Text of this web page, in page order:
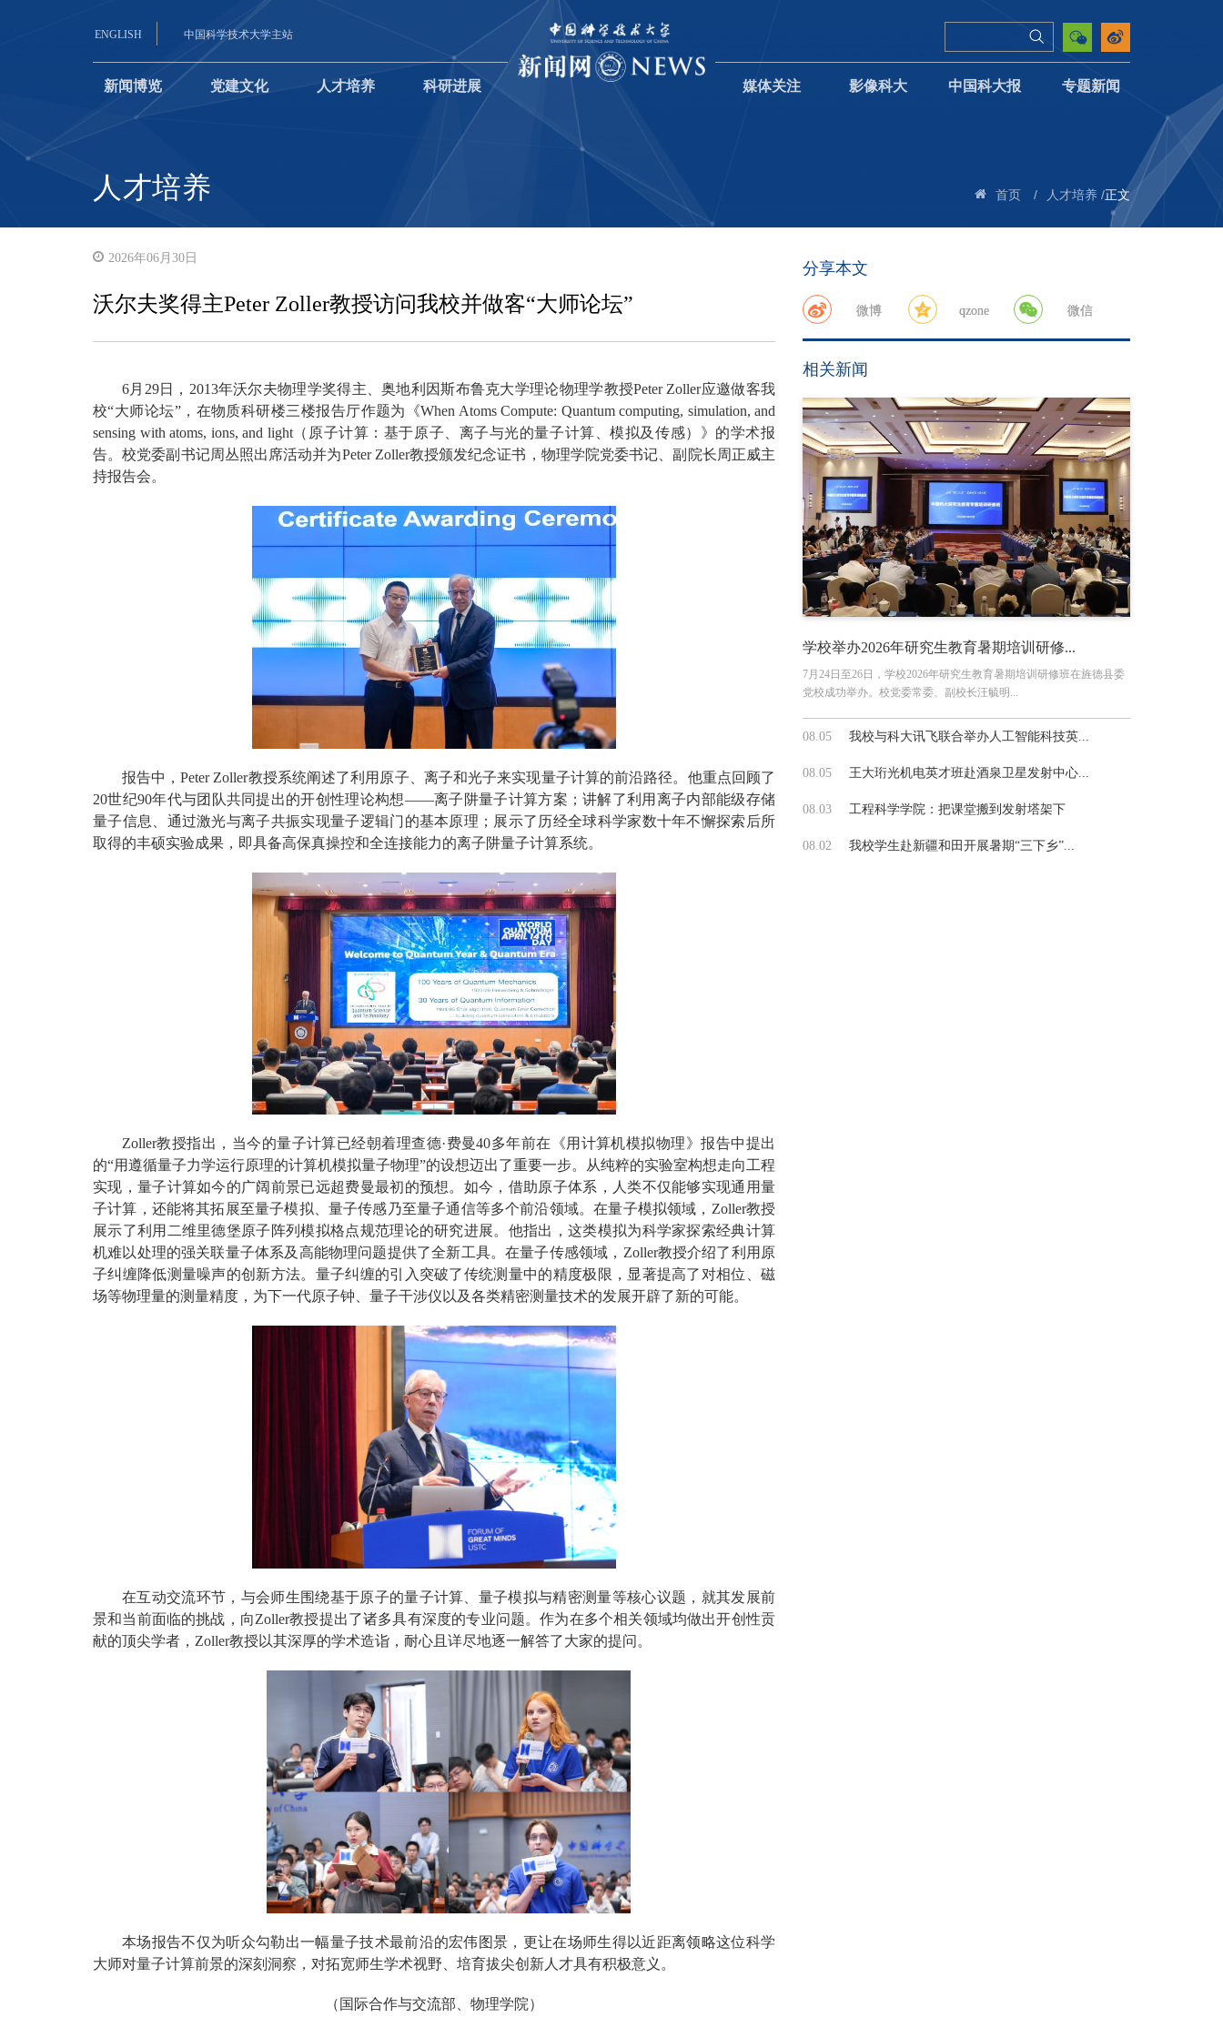
ENGLISH 中国科学技术大学主站
新闻博览 党建文化 人才培养 科研进展 媒体关注 影像科大 中国科大报 专题新闻
人才培养 首页 / 人才培养 /正文
2026年06月30日
沃尔夫奖得主Peter Zoller教授访问我校并做客“大师论坛”
6月29日，2013年沃尔夫物理学奖得主、奥地利因斯布鲁克大学理论物理学教授Peter Zoller应邀做客我
校“大师论坛”，在物质科研楼三楼报告厅作题为《When Atoms Compute: Quantum computing, simulation, and
sensing with atoms, ions, and light（原子计算：基于原子、离子与光的量子计算、模拟及传感）》的学术报
告。校党委副书记周丛照出席活动并为Peter Zoller教授颁发纪念证书，物理学院党委书记、副院长周正威主
持报告会。
报告中，Peter Zoller教授系统阐述了利用原子、离子和光子来实现量子计算的前沿路径。他重点回顾了
20世纪90年代与团队共同提出的开创性理论构想——离子阱量子计算方案；讲解了利用离子内部能级存储
量子信息、通过激光与离子共振实现量子逻辑门的基本原理；展示了历经全球科学家数十年不懈探索后所
取得的丰硕实验成果，即具备高保真操控和全连接能力的离子阱量子计算系统。
Zoller教授指出，当今的量子计算已经朝着理查德·费曼40多年前在《用计算机模拟物理》报告中提出
的“用遵循量子力学运行原理的计算机模拟量子物理”的设想迈出了重要一步。从纯粹的实验室构想走向工程
实现，量子计算如今的广阔前景已远超费曼最初的预想。如今，借助原子体系，人类不仅能够实现通用量
子计算，还能将其拓展至量子模拟、量子传感乃至量子通信等多个前沿领域。在量子模拟领域，Zoller教授
展示了利用二维里德堡原子阵列模拟格点规范理论的研究进展。他指出，这类模拟为科学家探索经典计算
机难以处理的强关联量子体系及高能物理问题提供了全新工具。在量子传感领域，Zoller教授介绍了利用原
子纠缠降低测量噪声的创新方法。量子纠缠的引入突破了传统测量中的精度极限，显著提高了对相位、磁
场等物理量的测量精度，为下一代原子钟、量子干涉仪以及各类精密测量技术的发展开辟了新的可能。
在互动交流环节，与会师生围绕基于原子的量子计算、量子模拟与精密测量等核心议题，就其发展前
景和当前面临的挑战，向Zoller教授提出了诸多具有深度的专业问题。作为在多个相关领域均做出开创性贡
献的顶尖学者，Zoller教授以其深厚的学术造诣，耐心且详尽地逐一解答了大家的提问。
本场报告不仅为听众勾勒出一幅量子技术最前沿的宏伟图景，更让在场师生得以近距离领略这位科学
大师对量子计算前景的深刻洞察，对拓宽师生学术视野、培育拔尖创新人才具有积极意义。
（国际合作与交流部、物理学院）
分享本文
微博 qzone 微信
相关新闻
学校举办2026年研究生教育暑期培训研修...
7月24日至26日，学校2026年研究生教育暑期培训研修班在旌德县委
党校成功举办。校党委常委、副校长汪毓明...
08.05 我校与科大讯飞联合举办人工智能科技英...
08.05 王大珩光机电英才班赴酒泉卫星发射中心...
08.03 工程科学学院：把课堂搬到发射塔架下
08.02 我校学生赴新疆和田开展暑期“三下乡”...